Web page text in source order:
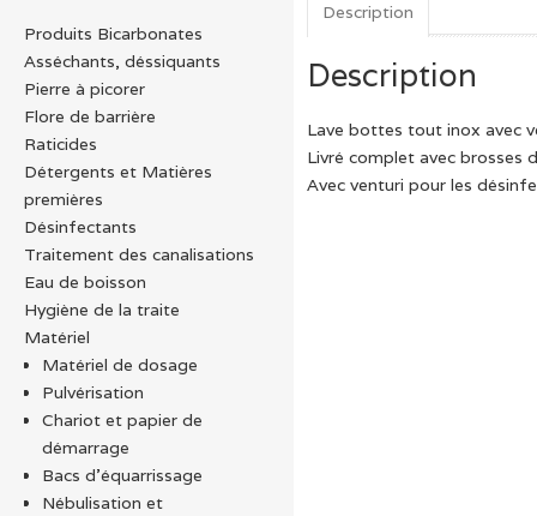
Description
Description
Lave bottes tout inox avec
Livré complet avec
Avec venturi pour les
Produits Bicarbonates
Asséchants, déssiquants
Pierre à picorer
Flore de barrière
Raticides
Détergents et Matières
premières
Désinfectants
Traitement des canalisations
Eau de boisson
Hygiène de la traite
Matériel
Matériel de dosage
Pulvérisation
Chariot et papier de
démarrage
Bacs d'équarrissage
Nébulisation et